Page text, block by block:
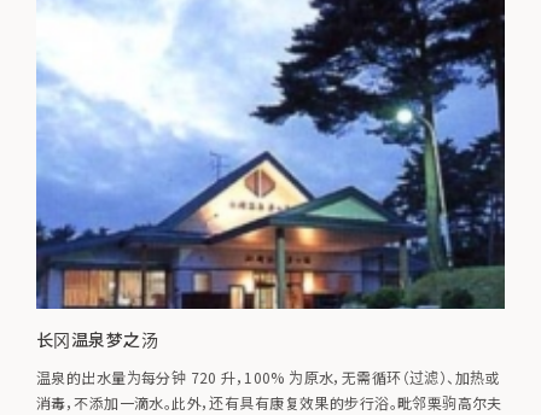
长冈温泉梦之汤
温泉的出水量为每分钟 720 升，100% 为原水，无需循环（过滤）、加热或
消毒，不添加一滴水。此外，还有具有康复效果的步行浴。毗邻栗驹高尔夫